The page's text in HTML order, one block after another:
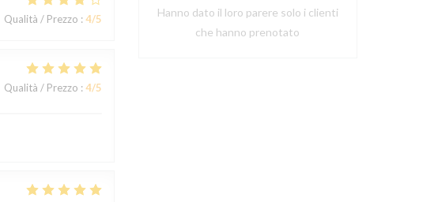
Qualità / Prezzo : 4/5
Qualità / Prezzo : 4/5
Hanno dato il loro parere solo i clienti
che hanno prenotato